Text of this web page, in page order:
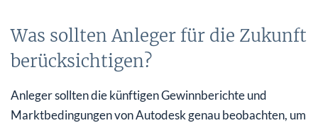
Was sollten Anleger für die Zukunft
berücksichtigen?
Anleger sollten die künftigen Gewinnberichte und
Marktbedingungen von Autodesk genau beobachten, um